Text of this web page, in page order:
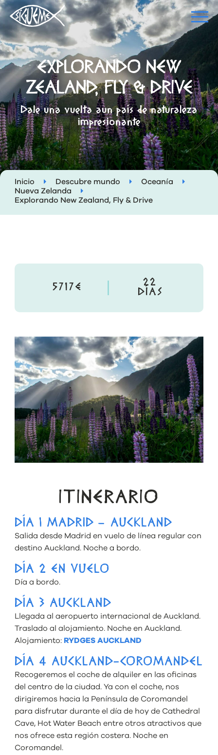
EXPLORANDO NEW
ZEALAND, FLY & DRIVE
Dale una vuelta aun país de naturaleza
impresionante
Inicio Descubre mundo
Oceanía
Nueva Zelanda
Explorando New Zealand, Fly & Drive
5717€ 22
DÍAS
ITINERARIO
DÍA 1 MADRID – AUCKLAND
Salida desde Madrid en vuelo de línea regular con
destino Auckland. Noche a bordo.
DÍA 2 EN VUELO
Día a bordo.
DÍA 3 AUCKLAND
Llegada al aeropuerto internacional de Auckland.
Traslado al alojamiento. Noche en Auckland.
Alojamiento: RYDGES AUCKLAND
DÍA 4 AUCKLAND-COROMANDEL
Recogeremos el coche de alquiler en las oficinas
del centro de la ciudad. Ya con el coche, nos
dirigiremos hacia la Península de Coromandel
para disfrutar durante el día de hoy de Cathedral
Cave, Hot Water Beach entre otros atractivos que
nos ofrece esta región costera. Noche en
Coromandel.